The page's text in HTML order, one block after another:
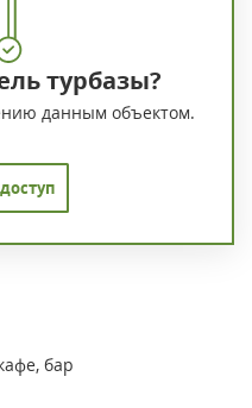
турбазы?
данным объектом.
бар